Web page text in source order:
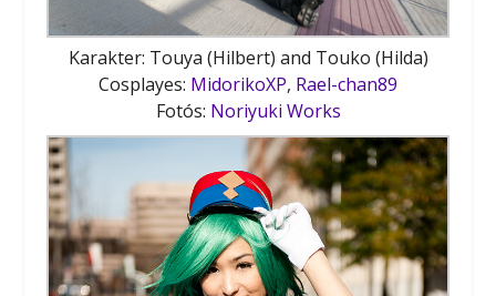
Karakter: Touya (Hilbert) and Touko (Hilda)
Cosplayes: MidorikoXP, Rael-chan89
Fotós: Noriyuki Works